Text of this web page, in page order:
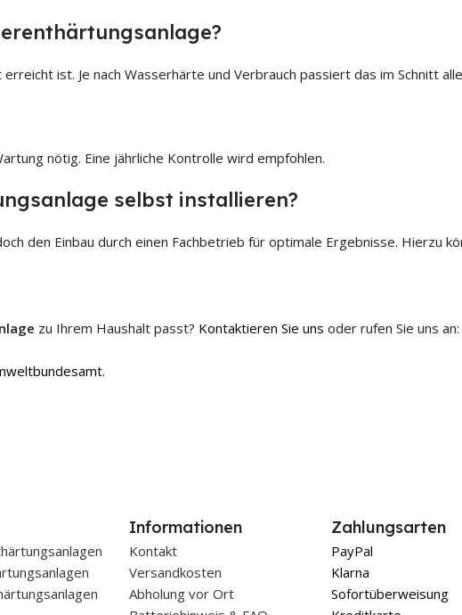
ist. Je nach Wasserhärte und Verbrauch passiert das im Schnitt
nötig. Eine jährliche Kontrolle wird empfohlen.
selbst installieren?
den Einbau durch einen Fachbetrieb für optimale Ergebnisse. Hierzu
zu Ihrem Haushalt passt? Kontaktieren Sie uns oder rufen Sie uns an:
.
Informationen
Kontakt
Versandkosten
Abholung vor Ort
Zahlungsarten
PayPal
Klarna
Sofortüberweisung